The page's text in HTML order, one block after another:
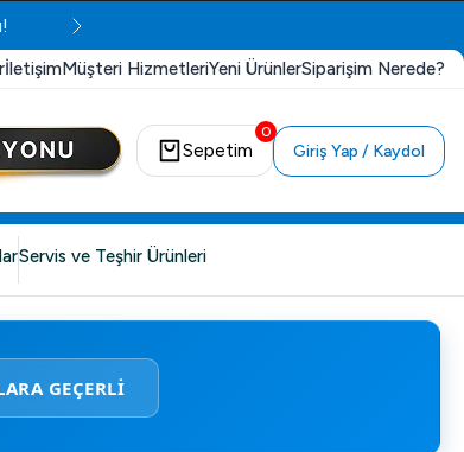
İletişimMüşteri HizmetleriYeni ÜrünlerSiparişim Nerede?
0
Sepetim Giriş Yap / Kaydol
Servis ve Teşhir Ürünleri
GEÇERLİ